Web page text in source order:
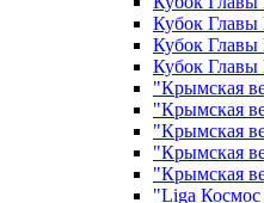
Кубок
Кубок
Кубок
"Крымская
"Крымская
"Крымская
"Крымская
"Крымская
"Liga